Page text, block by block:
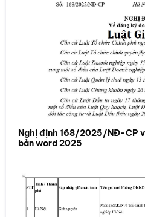
Nghị định 168/2025/NĐ-CP
bản word 2025